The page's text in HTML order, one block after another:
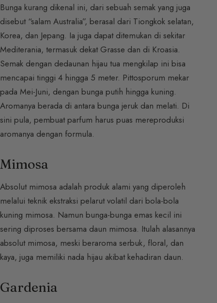
Bunga kurang dikenal ini, dari sebuah semak yang juga
disebut “salam Australia”, berasal dari Tiongkok selatan,
Korea, dan Jepang. Ia juga dapat ditemukan di sekitar
Mediterania, termasuk dekat Grasse dan di Kroasia.
Semak dengan dedaunan hijau tua mengkilap ini bisa
mencapai tinggi 4 hingga 5 meter. Pittosporum mekar
pada Mei-Juni, dengan bunga putih hingga kuning.
Aromanya berada di antara bunga jeruk dan melati. Di
sini pula, pembuat parfum harus puas mereproduksi
aromanya dengan formula.
Mimosa
Absolut mimosa adalah produk alami yang diperoleh
melalui teknik ekstraksi pelarut volatil dari bola-bola
kuning mimosa. Namun bunga-bunga emas kecil ini
sering diproses bersama daun mimosa. Itulah alasannya
absolut mimosa, meski beraroma serbuk, floral, dan
kaya, juga memiliki nada hijau akibat kehadiran daun.
Gardenia